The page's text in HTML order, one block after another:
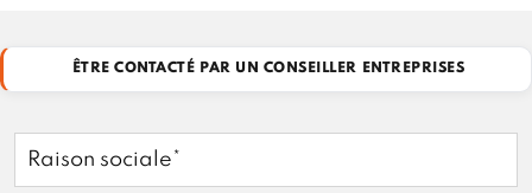
ÊTRE CONTACTÉ PAR UN CONSEILLER ENTREPRISES